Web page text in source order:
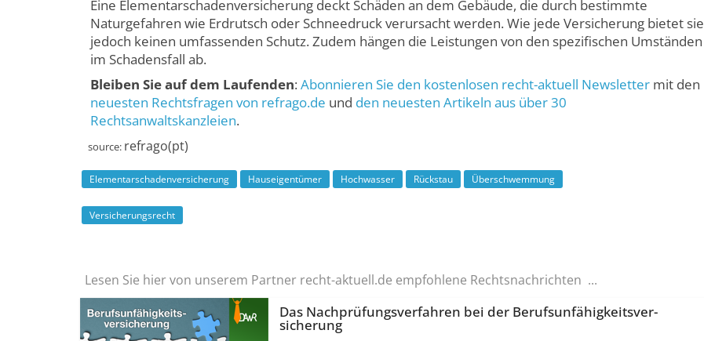
Eine Elementarschadenversicherung deckt Schäden an dem Gebäude, die durch bestimmte
Naturgefahren wie Erdrutsch oder Schneedruck verursacht werden. Wie jede Versicherung bietet sie
jedoch keinen umfassenden Schutz. Zudem hängen die Leistungen von den spezifischen Umständen
im Schadensfall ab.
Bleiben Sie auf dem Laufenden:Abonnieren Sie den kostenlosen recht-aktuell Newslettermit den
neuesten Rechtsfragen von refrago.de und den neuesten Artikeln aus über 30
Rechtsanwaltskanzleien.
source: refrago(pt)
Elementarschadenversicherung Hauseigentümer Hochwasser Rückstau Überschwemmung
Versicherungsrecht
Lesen Sie hier von unserem Partner recht-aktuell.de empfohlene Rechtsnachrichten ...
Das Nachprüfungs­verfahren bei der Berufsunfä­higkeitsver­
sicherung